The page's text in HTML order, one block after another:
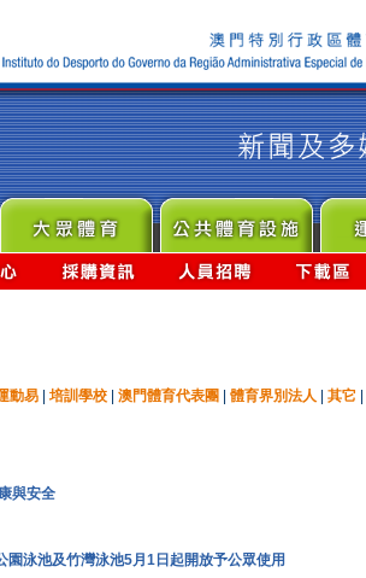
動易 培訓學校 澳門體育代表團 體育界別法人 其它
與安全
泳池及竹灣泳池5月1日起開放予公眾使用